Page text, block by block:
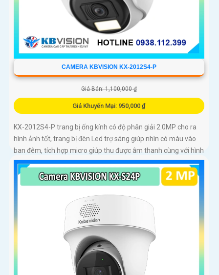
CAMERA KBVISION KX-2012S4-P
Giá Bán: 1,100,000 ₫
Giá Khuyến Mại: 950,000 ₫
KX-2012S4-P trang bị ống kính có độ phân giải 2.0MP cho ra
hình ảnh tốt, trang bị đèn Led trợ sáng giúp nhìn có màu vào
ban đêm, tích hợp micro giúp thu được âm thanh cùng với hình
ảnh, camera này sẽ sử dụng chung với đầu ghi hình